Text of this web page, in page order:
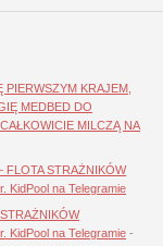
PIERWSZYM KRAJEM,
MEDBED DO
MILCZĄ NA
STRAŻNIKÓW
KidPool na Telegramie
KidPool na Telegramie -